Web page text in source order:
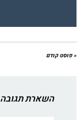
« פוסט קודם
השארת תגובה